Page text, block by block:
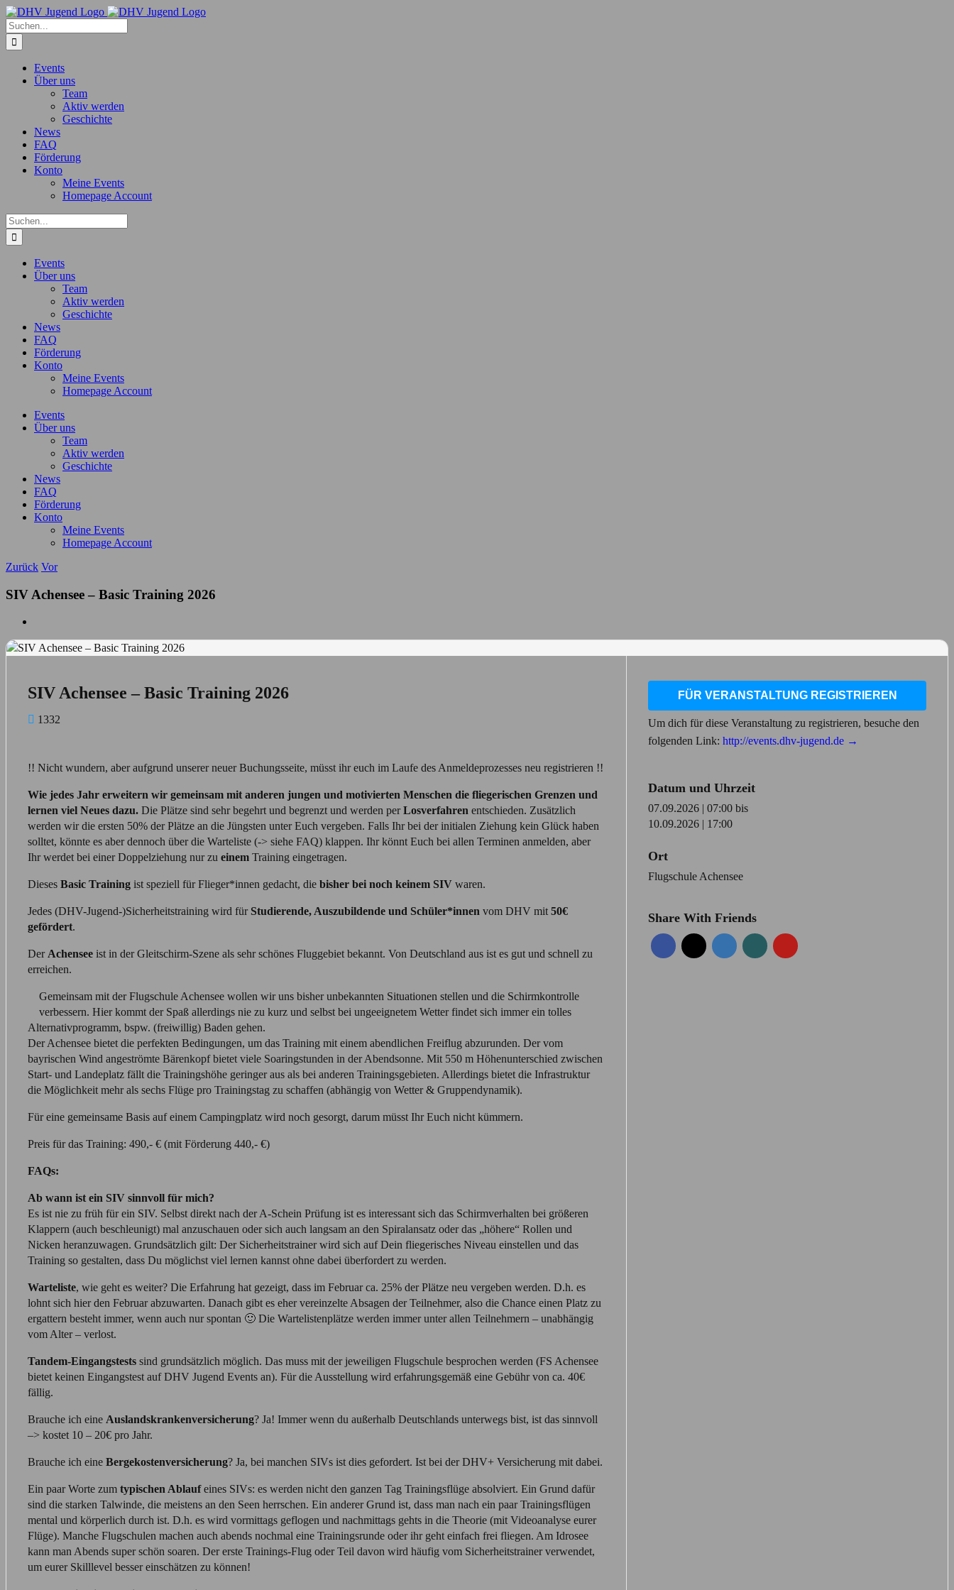
Zum
Inhalt
springen
Suche
nach:
Events
Über uns
Team
Aktiv werden
Geschichte
News
FAQ
Förderung
Konto
Meine Events
Homepage Account
Suche
nach:
Events
Über uns
Team
Aktiv werden
Geschichte
News
FAQ
Förderung
Konto
Meine Events
Homepage Account
Events
Über uns
Team
Aktiv werden
Geschichte
News
FAQ
Förderung
Konto
Meine Events
Homepage Account
Zurück Vor
SIV Achensee – Basic Training 2026
Bild
SIV Achensee – Basic Training 2026
1332
!! Nicht wundern, aber aufgrund unserer neuer Buchungsseite, müsst ihr euch im Laufe des Anmeldeprozesses neu registrieren !!
Wie jedes Jahr erweitern wir gemeinsam mit anderen jungen und motivierten Menschen die fliegerischen Grenzen und
lernen viel Neues dazu. Die Plätze sind sehr begehrt und begrenzt und werden perLosverfahren entschieden. Zusätzlich
werden wir die ersten 50% der Plätze an die Jüngsten unter Euch vergeben. Falls Ihr bei der initialen Ziehung kein Glück haben
solltet, könnte es aber dennoch über die Warteliste (-> siehe FAQ) klappen. Ihr könnt Euch bei allen Terminen anmelden, aber
Ihr werdet bei einer Doppelziehung nur zu einem Training eingetragen.
Dieses Basic Training ist speziell für Flieger*innen gedacht, die bisher bei noch keinem SIV waren.
Jedes (DHV-Jugend-)Sicherheitstraining wird für Studierende, Auszubildende und Schüler*innen vom DHV mit50€
gefördert.
DerAchensee ist in der Gleitschirm-Szene als sehr schönes Fluggebiet bekannt. Von Deutschland aus ist es gut und schnell zu
erreichen.
Gemeinsam mit der Flugschule Achensee wollen wir uns bisher unbekannten Situationen stellen und die Schirmkontrolle
verbessern. Hier kommt der Spaß allerdings nie zu kurz und selbst bei ungeeignetem Wetter findet sich immer ein tolles
Alternativprogramm, bspw. (freiwillig) Baden gehen.
Der Achensee bietet die perfekten Bedingungen, um das Training mit einem abendlichen Freiflug abzurunden. Der vom
bayrischen Wind angeströmte Bärenkopf bietet viele Soaringstunden in der Abendsonne. Mit 550 m Höhenunterschied zwischen
Start- und Landeplatz fällt die Trainingshöhe geringer aus als bei anderen Trainingsgebieten. Allerdings bietet die Infrastruktur
die Möglichkeit mehr als sechs Flüge pro Trainingstag zu schaffen (abhängig von Wetter & Gruppendynamik).
Für eine gemeinsame Basis auf einem Campingplatz wird noch gesorgt, darum müsst Ihr Euch nicht kümmern.
Preis für das Training: 490,- € (mit Förderung 440,- €)
FAQs:
Ab wann ist ein SIV sinnvoll für mich?
Es ist nie zu früh für ein SIV. Selbst direkt nach der A-Schein Prüfung ist es interessant sich das Schirmverhalten bei größeren
Klappern (auch beschleunigt) mal anzuschauen oder sich auch langsam an den Spiralansatz oder das „höhere“ Rollen und
Nicken heranzuwagen. Grundsätzlich gilt: Der Sicherheitstrainer wird sich auf Dein fliegerisches Niveau einstellen und das
Training so gestalten, dass Du möglichst viel lernen kannst ohne dabei überfordert zu werden.
Warteliste, wie geht es weiter? Die Erfahrung hat gezeigt, dass im Februar ca. 25% der Plätze neu vergeben werden. D.h. es
lohnt sich hier den Februar abzuwarten. Danach gibt es eher vereinzelte Absagen der Teilnehmer, also die Chance einen Platz zu
ergattern besteht immer, wenn auch nur spontan 🙂 Die Wartelistenplätze werden immer unter allen Teilnehmern – unabhängig
vom Alter – verlost.
Tandem-Eingangstests sind grundsätzlich möglich. Das muss mit der jeweiligen Flugschule besprochen werden (FS Achensee
bietet keinen Eingangstest auf DHV Jugend Events an). Für die Ausstellung wird erfahrungsgemäß eine Gebühr von ca. 40€
fällig.
Brauche ich eine Auslandskrankenversicherung? Ja! Immer wenn du außerhalb Deutschlands unterwegs bist, ist das sinnvoll
–> kostet 10 – 20€ pro Jahr.
Brauche ich eine Bergekostenversicherung? Ja, bei manchen SIVs ist dies gefordert. Ist bei der DHV+ Versicherung mit dabei.
Ein paar Worte zum typischen Ablaufeines SIVs: es werden nicht den ganzen Tag Trainingsflüge absolviert. Ein Grund dafür
sind die starken Talwinde, die meistens an den Seen herrschen. Ein anderer Grund ist, dass man nach ein paar Trainingsflügen
mental und körperlich durch ist. D.h. es wird vormittags geflogen und nachmittags gehts in die Theorie (mit Videoanalyse eurer
Flüge). Manche Flugschulen machen auch abends nochmal eine Trainingsrunde oder ihr geht einfach frei fliegen. Am Idrosee
kann man Abends super schön soaren. Der erste Trainings-Flug oder Teil davon wird häufig vom Sicherheitstrainer verwendet,
um eurer Skilllevel besser einschätzen zu können!
FÜR VERANSTALTUNG REGISTRIEREN
Um dich für diese Veranstaltung zu registrieren, besuche den
folgenden Link: http://events.dhv-jugend.de →
Datum und Uhrzeit
07.09.2026 | 07:00 bis
10.09.2026 | 17:00
Ort
Flugschule Achensee
Share With Friends